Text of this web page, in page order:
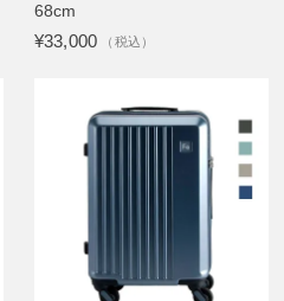
68cm
¥33,000 （税込）